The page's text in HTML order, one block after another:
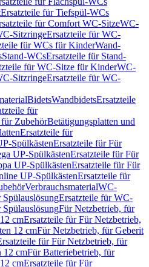
Ersatzteile für Tiefspül-WCs
für Comfort WC-SitzeWC-
SitzringeErsatzteile für WC-
für WCs für KinderWand-
Stand-WCsErsatzteile für Stand-
für WC-Sitze für KinderWC-
SitzringeErsatzteile für WC-
BidetsWandbidetsErsatzteile
für
ZubehörBetätigungsplatten und
Ersatzteile für
SpülkästenErsatzteile für Für
UP-SpülkästenErsatzteile für Für
UP-SpülkästenErsatzteile für Für
UP-SpülkästenErsatzteile für
VerbrauchsmaterialWC-
SpülauslösungErsatzteile für WC-
SpülauslösungFür Netzbetrieb, für
cmErsatzteile für Für Netzbetrieb,
12 cmFür Netzbetrieb, für Geberit
für Für Netzbetrieb, für
12 cmFür Batteriebetrieb, für
cmErsatzteile für Für